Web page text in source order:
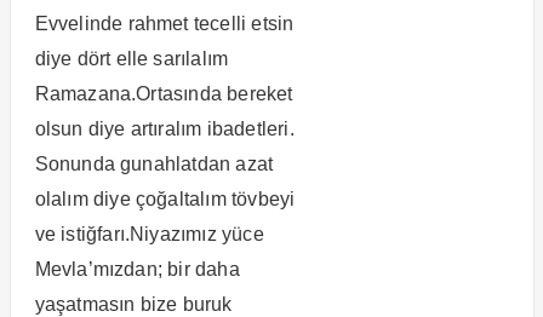
Evvelinde rahmet tecelli etsin
diye dört elle sarılalım
Ramazana.Ortasında bereket
olsun diye artıralım ibadetleri.
Sonunda gunahlatdan azat
olalım diye çoğaltalım tövbeyi
ve istiğfarı.Niyazımız yüce
Mevla’mızdan; bir daha
yaşatmasın bize buruk